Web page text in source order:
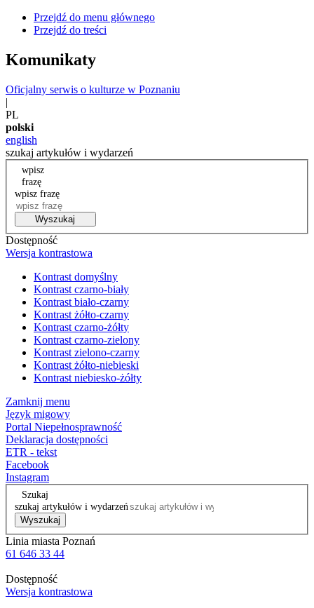
Przejdź do menu głównego
Przejdź do treści
Komunikaty
Oficjalny serwis o kulturze w Poznaniu
|
PL
polski
english
szukaj artykułów i wydarzeń
wpisz
frazę
wpisz frazę
Wyszukaj
Dostępność
Wersja kontrastowa
Kontrast domyślny
Kontrast czarno-biały
Kontrast biało-czarny
Kontrast żółto-czarny
Kontrast czarno-żółty
Kontrast czarno-zielony
Kontrast zielono-czarny
Kontrast żółto-niebieski
Kontrast niebiesko-żółty
Zamknij menu
Język migowy
Portal Niepełnosprawność
Deklaracja dostępności
ETR - tekst
Facebook
Instagram
Szukaj
szukaj artykułów i wydarzeń
Wyszukaj
Linia miasta Poznań
61 646 33 44
Dostępność
Wersja kontrastowa